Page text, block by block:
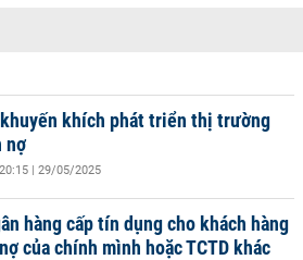
khích phát triển thị trường
nợ
20:15 | 29/05/2025
hàng cấp tín dụng cho khách hàng
của chính mình hoặc TCTD khác